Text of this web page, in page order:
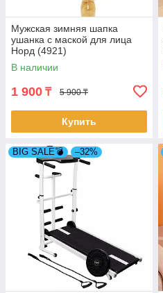
Мужская зимняя шапка
ушанка с маской для лица
Норд (4921)
В наличии
1 900 ₸ 5 900 ₸
Купить
BIG SALE💣 –32%